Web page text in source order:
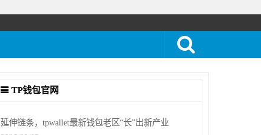
TP钱包官网
延伸链条，tpwallet最新钱包老区“长”出新产业